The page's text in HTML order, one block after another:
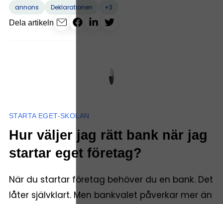
annons Deklarationen
+3
Dela artikeln
STARTA EGET-SKOLAN
Hur väljer jag rätt bank när jag
startar eget företag?
När du startar företag behöver du en bank. Det
låter självklart. Men bankvalet påverkar mer än